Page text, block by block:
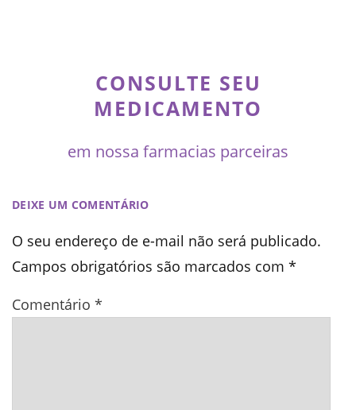
CONSULTE SEU
MEDICAMENTO
em nossa farmacias parceiras
DEIXE UM COMENTÁRIO
O seu endereço de e-mail não será publicado.
Campos obrigatórios são marcados com *
Comentário *